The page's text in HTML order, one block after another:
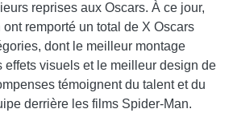
reprises aux Oscars. À ce jour,
ont remporté un total de X Oscars
dont le meilleur montage
effets visuels et le meilleur design de
témoignent du talent et du
derrière les films Spider-Man.